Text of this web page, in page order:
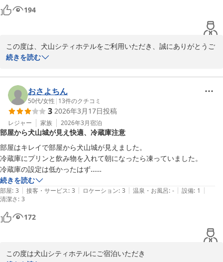
犬山シティホテル
や、水とお湯をひねるのが分かれているので、温度調整が難しかったで
す
194
この度は、犬山シティホテルをご利用いただき、誠にありがとうご
ざいました。
ご指摘の通り、設備が古い箇所もあり、ご不便をおかけしてしまい
申し訳ございません。すぐに改善というわけにはいきませんが、周
辺MAPやWIFIなどは交改修、改善を行っていく所存でございます。
今後もお客様のお声を真摯に受け止め、サービスの向上と清潔なお
部屋の提供に努めて参ります。この度は、ご宿泊ならびにご投稿い
ただきありがとうございました。またのご利用を心よりお待ち致し
ております。
犬山シティホテル
フロント　出口
犬山シティホテル
2026-03-22
続きを読む
おさよちん
50代/女性 | 13件のクチコミ
3 2026年3月17日投稿
レジャー 家族 2026年3月宿泊
部屋から犬山城が見え快適、冷蔵庫注意
部屋はキレイで部屋から犬山城が見えました。
冷蔵庫にプリンと飲み物を入れて朝になったら凍っていました。
冷蔵庫の設定は低かったはず…
館内の自販機はジュースのみと言った方が合っている。
お酒を求めてコンビニまで車を走らせました。
宿に戻る前に必要な物、買い忘れないようにご注意を！
後は快適に過ごせました。
あっ、ベッドと枕は硬めです！
続きを読む
部屋: 3 | 接客・サービス: 3 | ロケーション: 3 | 温泉・お風呂: - | 設備: 1 |
清潔さ: 3
172
この度は犬山シティホテルにご宿泊いただき